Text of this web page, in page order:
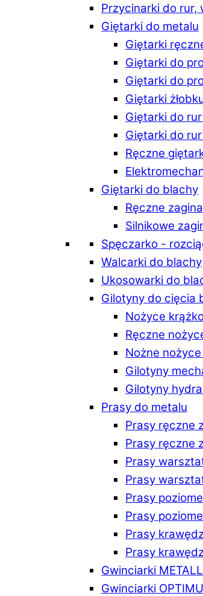
Przycinarki do rur,
Giętarki do metalu
Giętarki
Giętarki do
Giętarki do
Giętarki
Giętarki do rur
Giętarki do rur
Ręczne
Giętarki do blachy
Ręczne
Silnikowe
Spęczarko -
Walcarki do blachy
Ukosowarki do
Gilotyny do cięcia
Nożyce
Ręczne
Nożne
Gilotyny
Gilotyny
Prasy do metalu
Prasy ręczne
Prasy ręczne
Prasy
Prasy
Prasy
Prasy
Prasy
Prasy
Gwinciarki
Gwinciarki